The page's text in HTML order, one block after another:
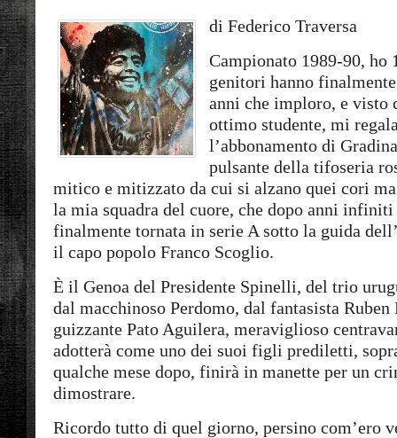
di Federico Traversa
Campionato 1989-90, ho
genitori hanno
anni che imploro, e visto
ottimo studente, mi
l’abbonamento di
pulsante della tifoseria
mitico e mitizzato da cui si alzano quei cori
la mia squadra del cuore, che dopo anni
finalmente tornata in serie A sotto la guida
il capo popolo Franco Scoglio.
È il Genoa del Presidente Spinelli, del trio
dal macchinoso Perdomo, dal fantasista Ruben
guizzante Pato Aguilera, meraviglioso
adotterà come uno dei suoi figli prediletti,
qualche mese dopo, finirà in manette per un
dimostrare.
Ricordo tutto di quel giorno, persino com’ero